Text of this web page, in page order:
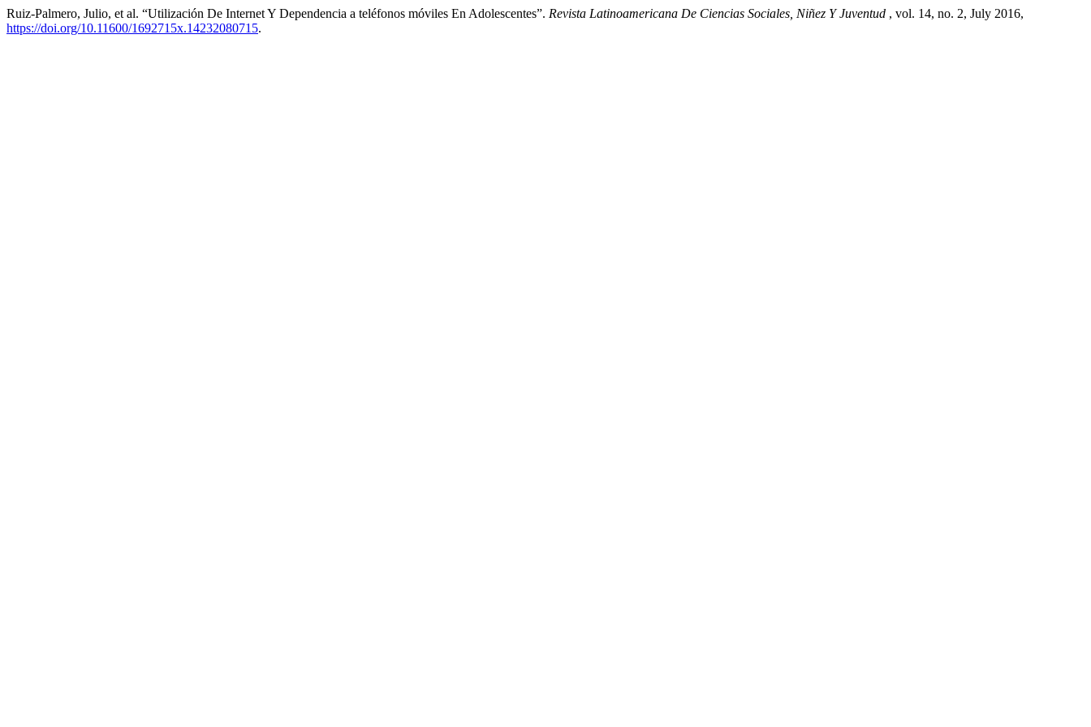
Ruiz-Palmero, Julio, et al. “Utilización De Internet Y Dependencia a teléfonos móviles En Adolescentes”. Revista Latinoamericana De Ciencias Sociales, Niñez Y Juventud , vol. 14, no. 2, July 2016,
https://doi.org/10.11600/1692715x.14232080715.